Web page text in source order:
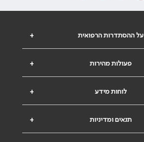
+ על ההסתדרות הרפואית
+ פעולות מהירות
+ לוחות מידע
+ תנאים ומדיניות